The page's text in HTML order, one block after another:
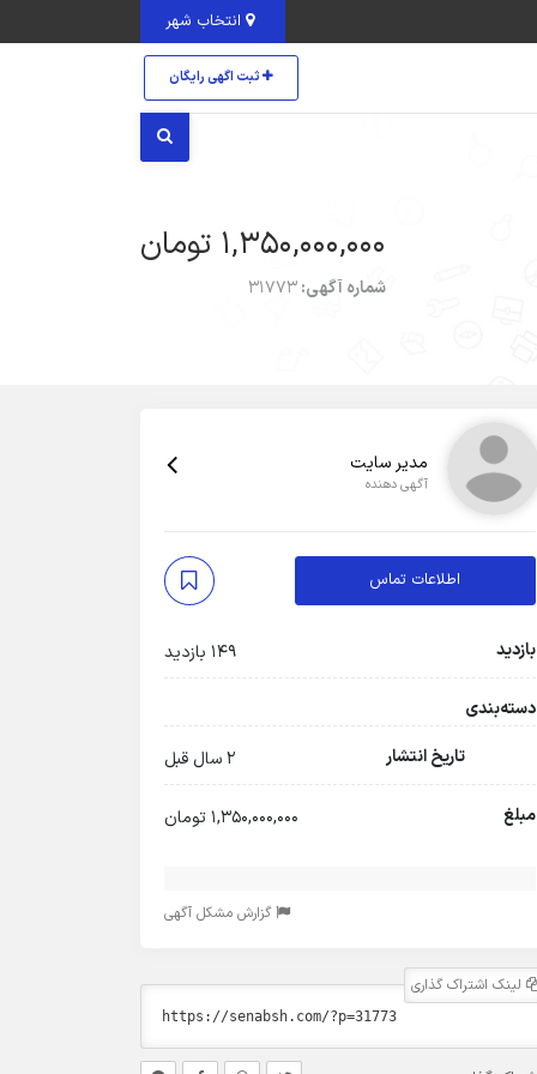
ثبت اگهی رایگان
1,350,000,000 تومان
شماره آگهی:31773
مدیر سایت
آگهی دهنده
اطلاعات تماس
بازدید 149 بازدید
دسته‌بندی
تاریخ انتشار
2 سال قبل
مبلغ 1,350,000,000 تومان
گزارش مشکل آگهی
لینک اشتراک گذاری